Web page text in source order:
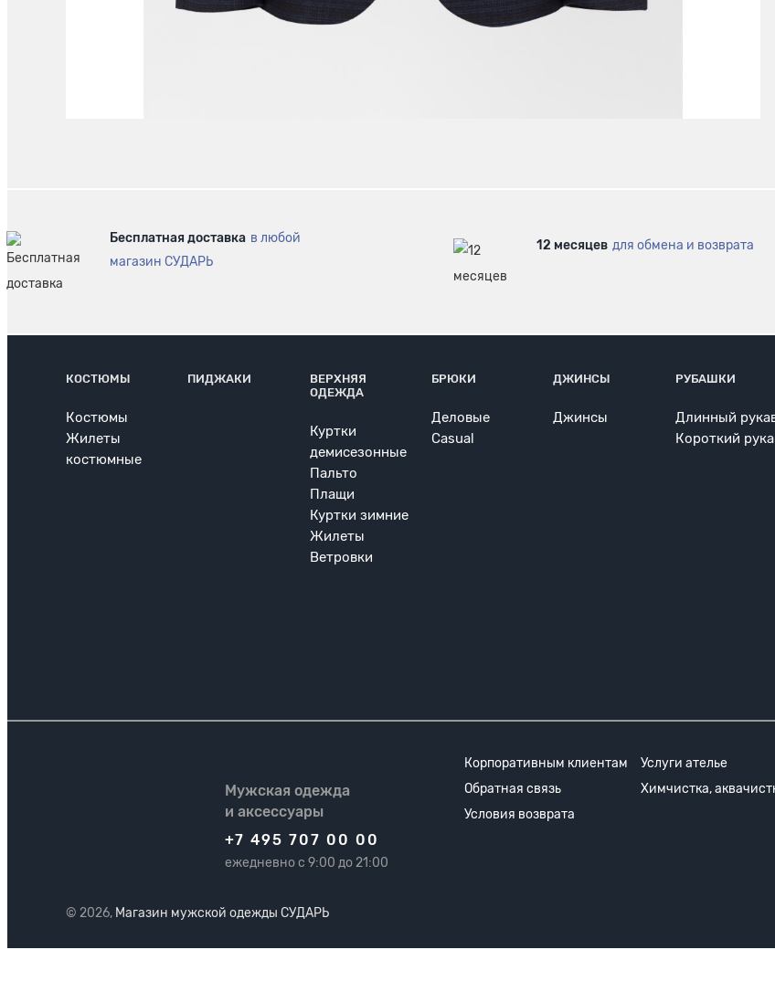
Бесплатная доставка в любой
магазин СУДАРЬ
12 месяцев для обмена и возврата
КОСТЮМЫ
Костюмы
Жилеты
костюмные
ПИДЖАКИ
ВЕРХНЯЯ
ОДЕЖДА
Куртки
демисезонные
Пальто
Плащи
Куртки зимние
Жилеты
Ветровки
БРЮКИ
Деловые
Casual
ДЖИНСЫ
Джинсы
РУБАШКИ
Длинный
Короткий
Мужская одежда
и аксессуары
+7 495 707 00 00
ежедневно с 9:00 до 21:00
Корпоративным клиентам
Услуги ателье
Обратная связь
Химчистка,
Условия возврата
© 2026, Магазин мужской одежды СУДАРЬ